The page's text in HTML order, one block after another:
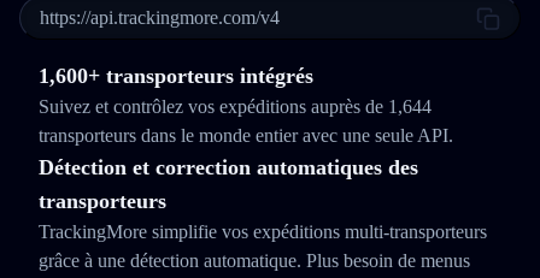
https://api.trackingmore.com/v4
1,600+ transporteurs intégrés
Suivez et contrôlez vos expéditions auprès de 1,644
transporteurs dans le monde entier avec une seule API.
Détection et correction automatiques des
transporteurs
TrackingMore simplifie vos expéditions multi‑transporteurs
grâce à une détection automatique. Plus besoin de menus